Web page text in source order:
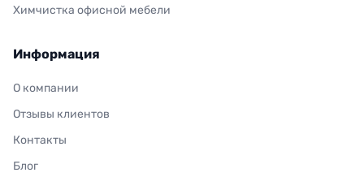
Химчистка офисной мебели
Информация
О компании
Отзывы клиентов
Контакты
Блог